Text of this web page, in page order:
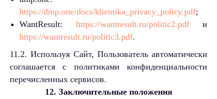
https://dmp.one/docs/klientika_privacy_policy.pdf;
WantResult: https://wantresult.ru/politic2.pdfи
https://wantresult.ru/politic3.pdf.
11.2. Используя Сайт, Пользователь автоматически
соглашается с политиками конфиденциальности
перечисленных сервисов.
12. Заключительные положения